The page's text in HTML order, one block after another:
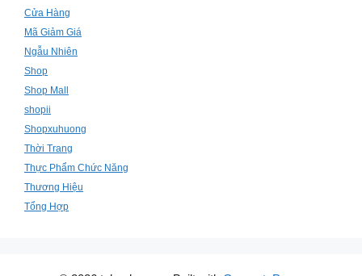
Cửa Hàng
Mã Giảm Giá
Ngẫu Nhiên
Shop
Shop Mall
shopii
Shopxuhuong
Thời Trang
Thực Phẩm Chức Năng
Thương Hiệu
Tổng Hợp